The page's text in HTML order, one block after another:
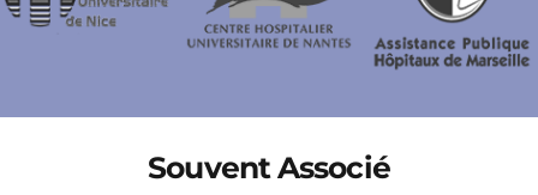
Souvent Associé